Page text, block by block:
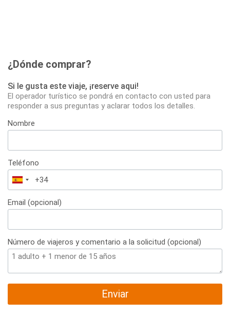
¿Dónde comprar?
Si le gusta este viaje, ¡reserve aqui!
El operador turístico se pondrá en contacto con usted para
responder a sus preguntas y aclarar todos los detalles.
Nombre
Teléfono
España
+34
Email (opcional)
Número de viajeros y comentario a la solicitud (opcional)
Enviar